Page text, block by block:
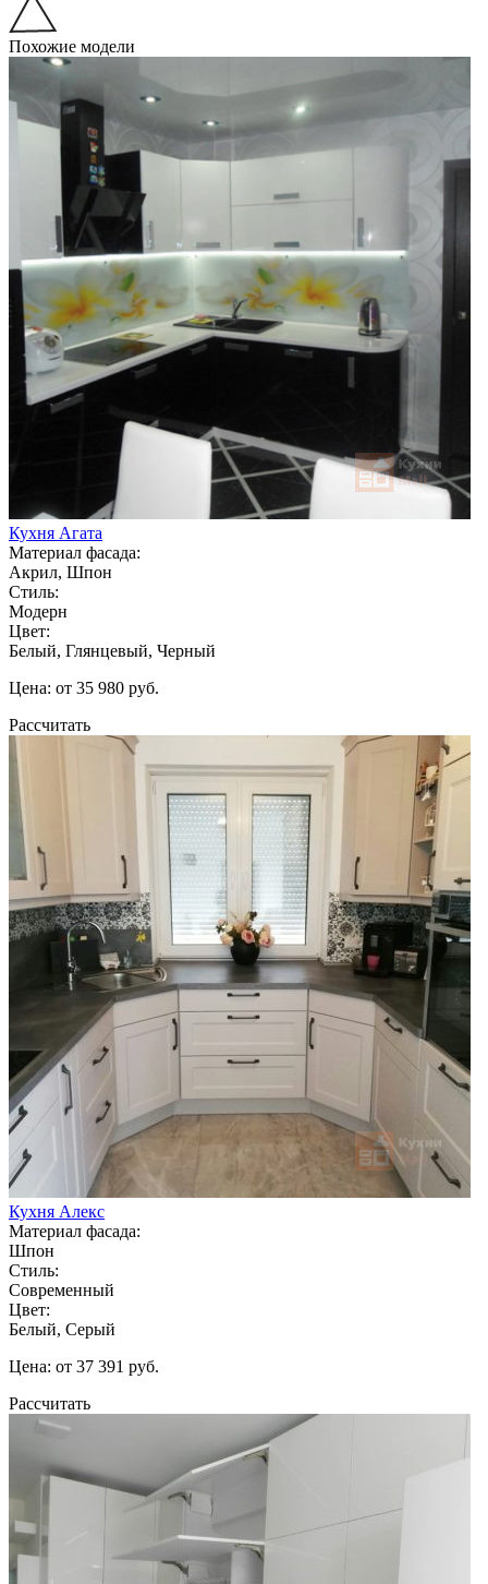
Похожие модели
Кухня Агата
Материал фасада:
Акрил, Шпон
Стиль:
Модерн
Цвет:
Белый, Глянцевый, Черный
Цена: от 35 980 руб.
Рассчитать
Кухня Алекс
Материал фасада:
Шпон
Стиль:
Современный
Цвет:
Белый, Серый
Цена: от 37 391 руб.
Рассчитать